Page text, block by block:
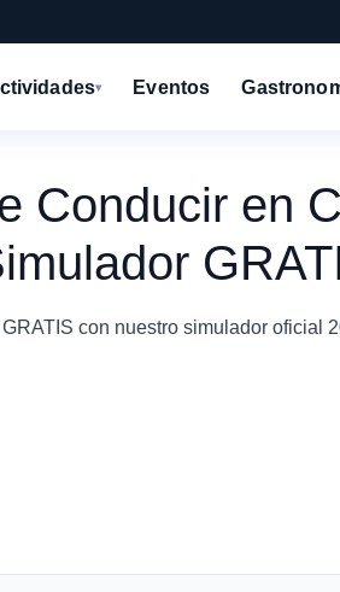
▾ Eventos
Conducir en
con nuestro simulador oficial